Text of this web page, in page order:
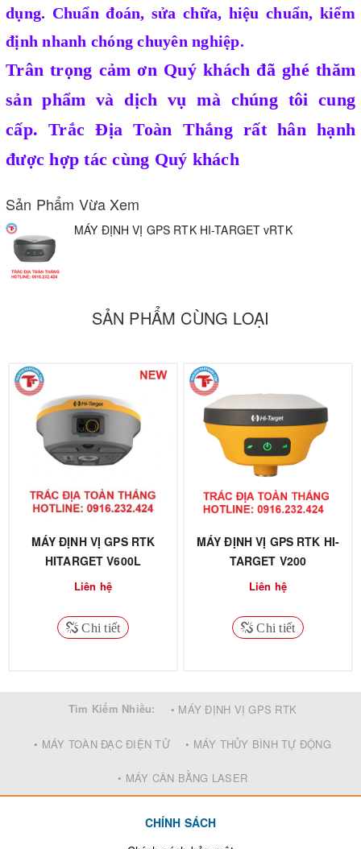
dụng. Chuẩn đoán, sửa chữa, hiệu chuẩn, kiểm
định nhanh chóng chuyên nghiệp.
Trân trọng cảm ơn Quý khách đã ghé thăm
sản phẩm và dịch vụ mà chúng tôi cung
cấp.Trắc Địa Toàn Thắngrất hân hạnh
được hợp tác cùng Quý khách
Sản Phẩm Vừa Xem
MÁY ĐỊNH VỊ GPS RTK HI-TARGET vRTK
SẢN PHẨM CÙNG LOẠI
MÁY ĐỊNH VỊ GPS RTK
HITARGET V600L
Liên hệ
Chi tiết
MÁY ĐỊNH VỊ GPS RTK HI-
TARGET V200
Liên hệ
Chi tiết
Tìm Kiếm Nhiều: • MÁY ĐỊNH VỊ GPS RTK
• MÁY TOÀN ĐẠC ĐIỆN TỬ • MÁY THỦY BÌNH TỰ ĐỘNG
• MÁY CÂN BẰNG LASER
CHÍNH SÁCH